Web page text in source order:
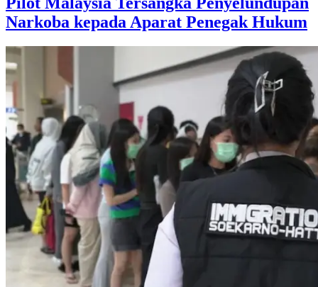
Narkoba kepada Aparat Penegak Hukum